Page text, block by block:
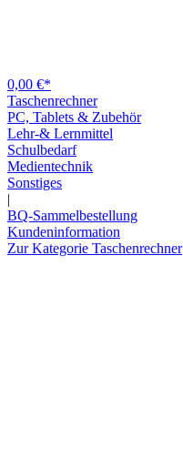
0,00 €*
Taschenrechner
PC, Tablets & Zubehör
Lehr-& Lernmittel
Schulbedarf
Medientechnik
Sonstiges
|
BQ-Sammelbestellung
Kundeninformation
Zur Kategorie Taschenrechner